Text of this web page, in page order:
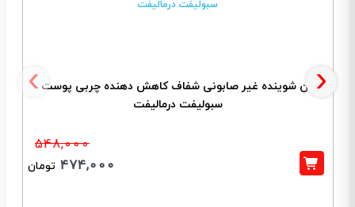
پن شوینده غیر صابونی شفاف کاهش دهنده چربی پوست
سبولیفت درمالیفت
548,000
474,000 تومان
‹ ›